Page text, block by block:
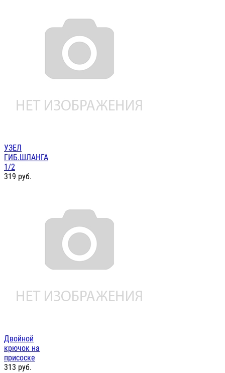
УЗЕЛ
ГИБ.ШЛАНГА
1/2
319 руб.
Двойной
крючок на
присоске
313 руб.